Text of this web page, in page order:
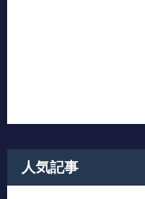
人気記事